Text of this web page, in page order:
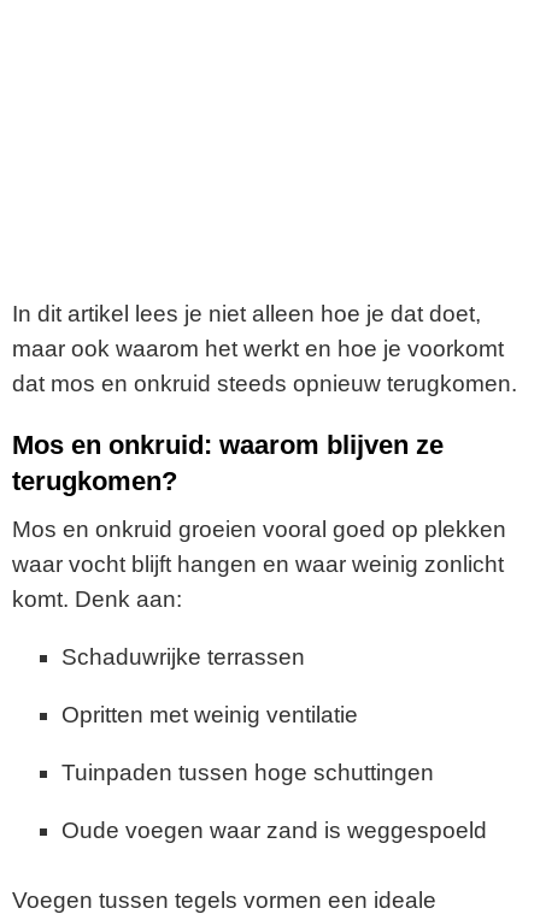
In dit artikel lees je niet alleen hoe je dat doet,
maar ook waarom het werkt en hoe je voorkomt
dat mos en onkruid steeds opnieuw terugkomen.
Mos en onkruid: waarom blijven ze
terugkomen?
Mos en onkruid groeien vooral goed op plekken
waar vocht blijft hangen en waar weinig zonlicht
komt. Denk aan:
Schaduwrijke terrassen
Opritten met weinig ventilatie
Tuinpaden tussen hoge schuttingen
Oude voegen waar zand is weggespoeld
Voegen tussen tegels vormen een ideale